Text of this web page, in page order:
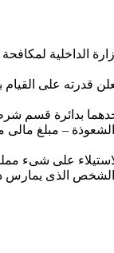
الداخلية
قدرته على القيام
بدائرة قسم
– مبلغ
على شىء
الشخص الذى يمارس